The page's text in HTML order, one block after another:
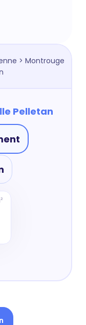
> Montrouge
Pelletan